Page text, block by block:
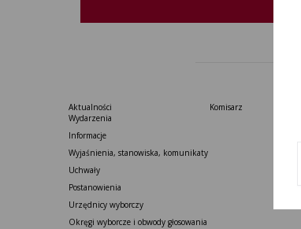
Aktualności
Wydarzenia
Informacje
Wyjaśnienia, stanowiska, komunikaty
Uchwały
Postanowienia
Urzędnicy wyborczy
Okręgi wyborcze i obwody głosowania
Komisarz